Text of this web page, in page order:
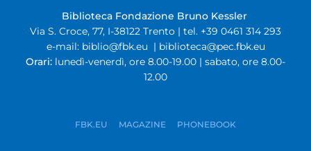
Biblioteca Fondazione Bruno Kessler
Via S. Croce, 77, I-38122 Trento | tel. +39 0461 314 293
e-mail: biblio@fbk.eu | biblioteca@pec.fbk.eu
Orari: lunedì-venerdì, ore 8.00-19.00 | sabato, ore 8.00-
12.00
FBK.EU MAGAZINE PHONEBOOK